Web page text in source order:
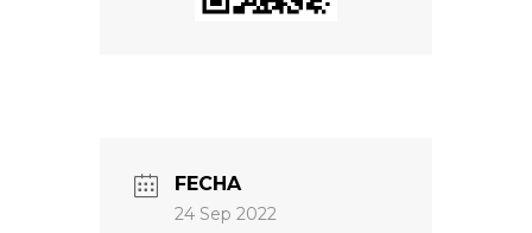
FECHA
24 Sep 2022